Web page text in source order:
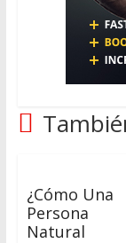
¿Cómo Una
Persona
Natural